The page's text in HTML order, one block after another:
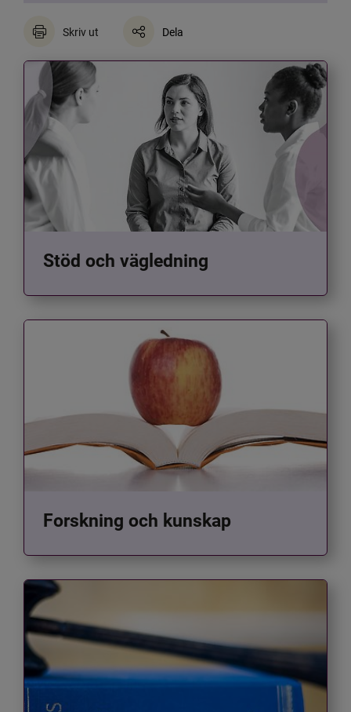
Skriv ut Dela
Stöd och vägledning
Forskning och kunskap